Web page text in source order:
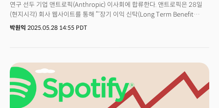
연구 선두 기업 앤트로픽(Anthropic) 이사회에 합류한다. 앤트로픽은 28일
(현지시각) 회사 웹사이트를 통해 “‘장기 이익 신탁(Long Term Benefit
Trust, LTBT)’이 리드 헤이스팅스 넷플릭스 공동 창업자를 앤트로픽 이사로
권한을 갖고 있다.강력한 영향력을 지닌 최첨단 AI를 개발하고 유지한다는
앤트로픽의 사명에 따라 회사를 운영할 수 있도록 설계해 둔 독특한
지배구조다.
박원익 2025.05.28 14:55 PDT